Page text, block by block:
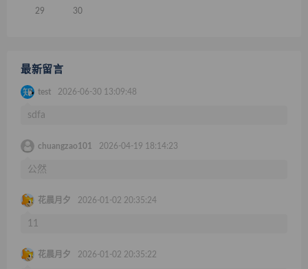
29 30
最新留言
test 2026-06-30 13:09:48
sdfa
chuangzao101 2026-04-19 18:14:23
公然
花晨月夕 2026-01-02 20:35:24
11
花晨月夕 2026-01-02 20:35:22